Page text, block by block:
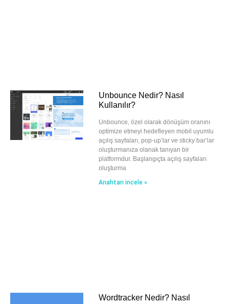
Unbounce Nedir? Nasıl
Kullanılır?
Unbounce, özel olarak dönüşüm oranını
optimize etmeyi hedefleyen mobil uyumlu
açılış sayfaları, pop-up’lar ve sticky bar’lar
oluşturmanıza olanak tanıyan bir
platformdur. Başlangıçta açılış sayfaları
oluşturma
Anahtarı incele »
Wordtracker Nedir? Nasıl